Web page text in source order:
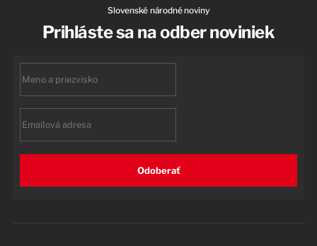
Slovenské národné noviny
Prihláste sa na odber noviniek
Odoberať